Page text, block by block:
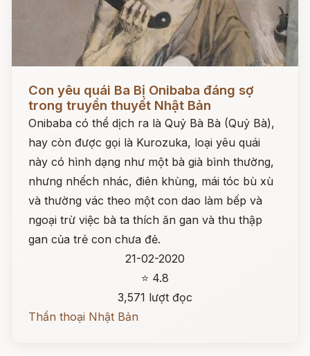
Con yêu quái Ba Bị Onibaba đáng sợ
trong truyền thuyết Nhật Bản
Onibaba có thể dịch ra là Quỷ Bà Bà (Quỷ Bà),
hay còn được gọi là Kurozuka, loại yêu quái
này có hình dạng như một bà già bình thường,
nhưng nhếch nhác, điên khùng, mái tóc bù xù
và thường vác theo một con dao làm bếp và
ngoại trừ việc bà ta thích ăn gan và thu thập
gan của trẻ con chưa đẻ.
21-02-2020
⭐ 4.8
3,571 lượt đọc
Thần thoại Nhật Bản